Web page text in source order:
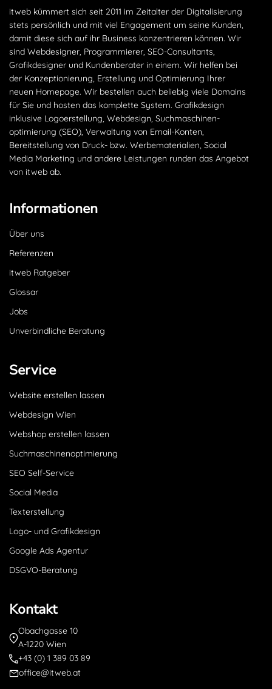
itweb kümmert sich seit 2011 im Zeitalter der Digitalisierung
stets persönlich und mit viel Engagement um seine Kunden,
damit diese sich auf ihr Business konzentrieren können. Wir
sind Webdesigner, Programmierer, SEO-Consultants,
Grafikdesigner und Kundenberater in einem. Wir helfen bei
der Konzeptionierung, Erstellung und Optimierung Ihrer
neuen Homepage. Wir bestellen auch beliebig viele Domains
für Sie und hosten das komplette System. Grafikdesign
inklusive Logoerstellung, Webdesign, Suchmaschinen­
optimierung (SEO), Verwaltung von Email-Konten,
Bereitstellung von Druck- bzw. Werbematerialien, Social
Media Marketing und andere Leistungen runden das Angebot
von itweb ab.
Informationen
Über uns
Referenzen
itweb Ratgeber
Glossar
Jobs
Unverbindliche Beratung
Service
Website erstellen lassen
Webdesign Wien
Webshop erstellen lassen
Suchmaschinenoptimierung
SEO Self-Service
Social Media
Texterstellung
Logo- und Grafikdesign
Google Ads Agentur
DSGVO-Beratung
Kontakt
Obachgasse 10
A-1220 Wien
+43 (0) 1 389 03 89
office@itweb.at